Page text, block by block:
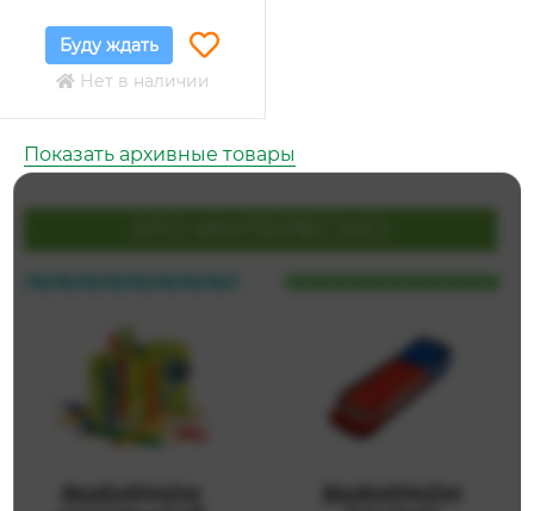
Буду ждать
Нет в наличии
Показать архивные товары